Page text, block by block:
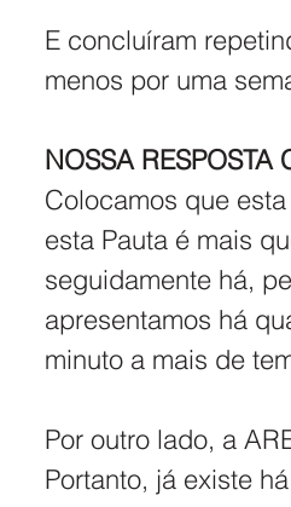
E concluíram
menos por uma
NOSSA RESPOSTA
Colocamos que
esta Pauta é mais
seguidamente há,
apresentamos há
minuto a mais de
Por outro lado, a
Portanto, já existe